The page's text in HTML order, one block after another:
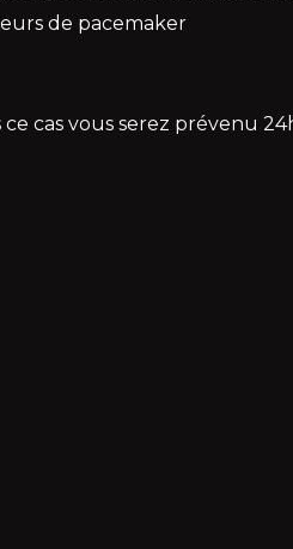
de pacemaker
cas vous serez prévenu 24h